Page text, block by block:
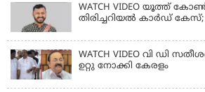
WATCH VIDEO യൂത്ത്
തിരിച്ചറിയൽ കാർഡ്
WATCH VIDEO വി ഡി
ഉറ്റു നോക്കി കേരളം